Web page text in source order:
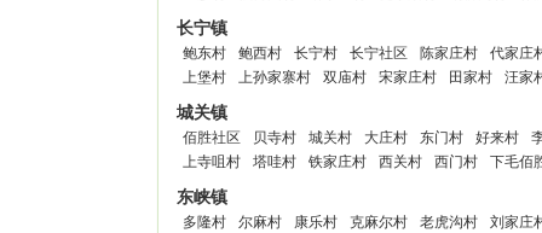
长宁镇
鲍东村 鲍西村 长宁村 长宁社区 陈家庄村 代家庄
上堡村
上孙家寨村 双庙村 宋家庄村 田家村 汪家
城关镇
佰胜社区 贝寺村 城关村 大庄村 东门村 好来村
上寺咀村 塔哇村 铁家庄村 西关村 西门村 下毛佰
东峡镇
多隆村 尔麻村 康乐村 克麻尔村 老虎沟村 刘家庄